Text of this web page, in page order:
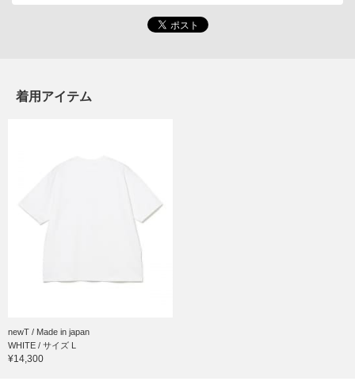
着用アイテム
newT / Made in japan
WHITE / サイズ L
¥14,300